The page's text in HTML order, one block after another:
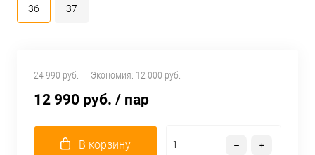
36 37
24 990 руб. Экономия: 12 000 руб.
12 990 руб. / пар
В корзину